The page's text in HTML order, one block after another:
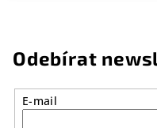
Odebírat
E-mail